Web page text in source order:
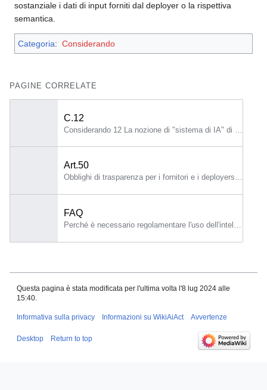
sostanziale i dati di input forniti dal deployer o la rispettiva
semantica.
Categoria: Considerando
PAGINE CORRELATE
C.12
Art.50
FAQ
Questa pagina è stata modificata per l'ultima volta l'8 lug 2024 alle
15:40.
Informativa sulla privacy Informazioni su WikiAiAct Avvertenze
Desktop Return to top